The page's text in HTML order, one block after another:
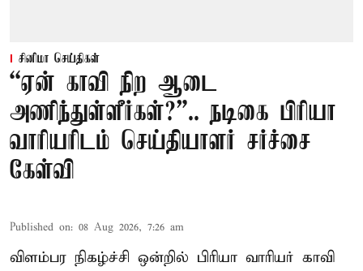
சினிமா செய்திகள்
“ஏன் காவி நிற ஆடை
அணிந்துள்ளீர்கள்?”.. நடிகை பிரியா
வாரியரிடம் செய்தியாளர் சர்ச்சை
கேள்வி
Published on: 08 Aug 2026, 7:26 am
விளம்பர நிகழ்ச்சி ஒன்றில் பிரியா வாரியர் காவி